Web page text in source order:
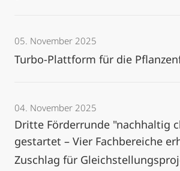
05. November 2025
Turbo-Plattform für die
04. November 2025
Dritte Förderrunde "nachhaltig
gestartet – Vier Fachbereiche
Zuschlag für